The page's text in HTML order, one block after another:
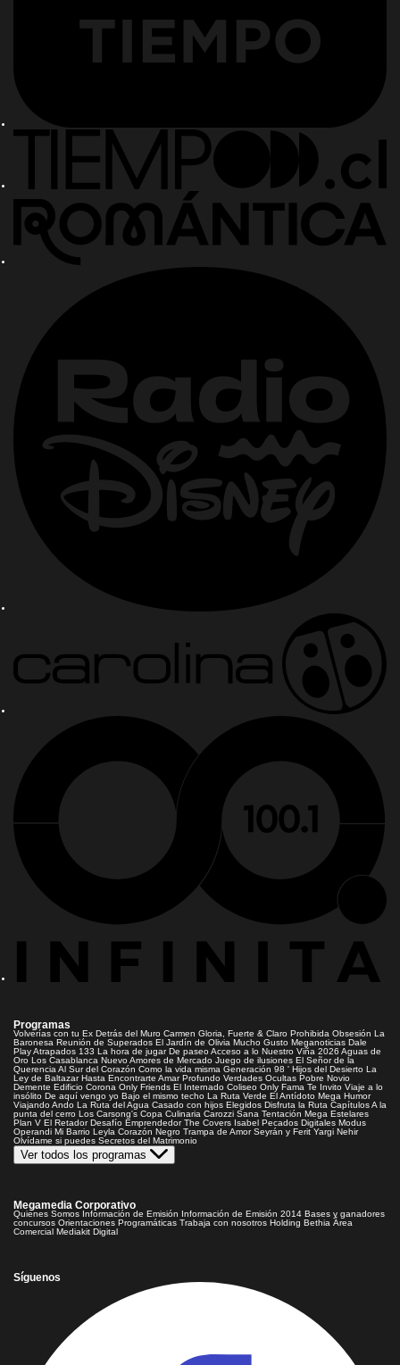
Programas
Volverías con tu Ex Detrás del Muro Carmen Gloria, Fuerte & Claro Prohibida Obsesión La
Baronesa Reunión de Superados El Jardín de Olivia Mucho Gusto Meganoticias Dale
PlayAtrapados 133 La hora de jugar De paseoAcceso a lo Nuestro Viña 2026 Aguas de
Oro Los Casablanca Nuevo Amores de Mercado Juego de ilusiones El Señor de la
Querencia Al Sur del Corazón Como la vida misma Generación 98 ' Hijos del Desierto La
Ley de Baltazar Hasta Encontrarte Amar Profundo Verdades Ocultas Pobre Novio
Demente Edificio Corona Only Friends El Internado Coliseo Only Fama Te Invito Viaje a lo
insólito De aquí vengo yo Bajo el mismo techo La Ruta Verde El Antídoto Mega Humor
Viajando Ando La Ruta del Agua Casado con hijos Elegidos Disfruta la Ruta CapítulosA la
punta del cerro Los Carsong's Copa Culinaria Carozzi Sana Tentación Mega Estelares
Plan V El Retador Desafío Emprendedor The Covers Isabel Pecados Digitales Modus
Operandi Mi Barrio Leyla Corazón Negro Trampa de Amor Seyrán y Ferit Yargi Nehir
Olvídame si puedes Secretos del Matrimonio
Ver todos los programas
Megamedia Corporativo
Quienes Somos Información de Emisión Información de Emisión 2014 Bases y ganadores
concursos Orientaciones Programáticas Trabaja con nosotros Holding Bethia Área
Comercial Mediakit Digital
Síguenos